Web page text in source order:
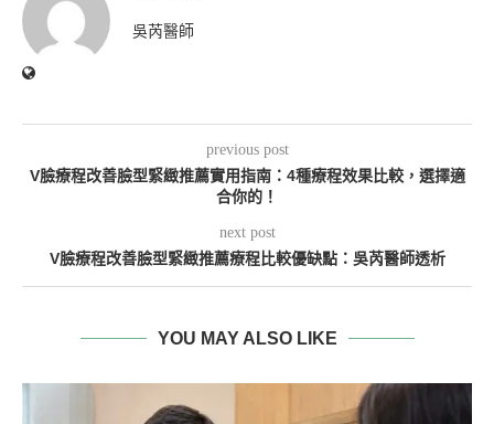
吳芮醫師
previous post
V臉療程改善臉型緊緻推薦實用指南：4種療程效果比較，選擇適
合你的！
next post
V臉療程改善臉型緊緻推薦療程比較優缺點：吳芮醫師透析
YOU MAY ALSO LIKE